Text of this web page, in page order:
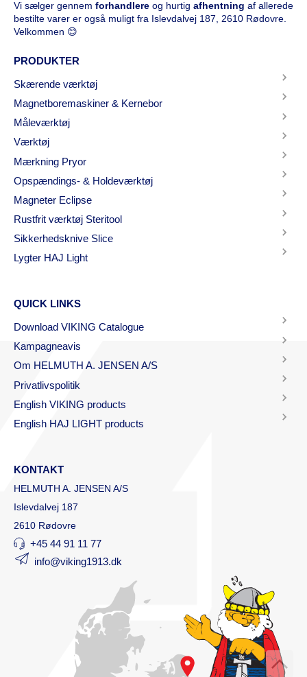
Vi sælger gennem forhandlere og hurtig afhentning af allerede
bestilte varer er også muligt fra Islevdalvej 187, 2610 Rødovre.
Velkommen 😊
PRODUKTER
Skærende værktøj
Magnetboremaskiner & Kernebor
Måleværktøj
Værktøj
Mærkning Pryor
Opspændings- & Holdeværktøj
Magneter Eclipse
Rustfrit værktøj Steritool
Sikkerhedsknive Slice
Lygter HAJ Light
QUICK LINKS
Download VIKING Catalogue
Kampagneavis
Om HELMUTH A. JENSEN A/S
Privatlivspolitik
English VIKING products
English HAJ LIGHT products
KONTAKT
HELMUTH A. JENSEN A/S
Islevdalvej 187
2610 Rødovre
+45 44 91 11 77
info@viking1913.dk